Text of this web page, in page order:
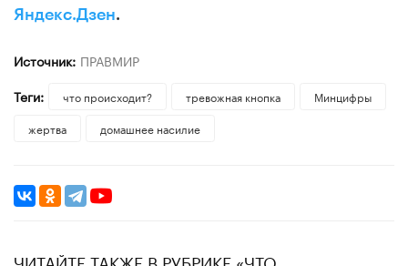
Яндекс.Дзен.
Источник: ПРАВМИР
Теги:
что происходит? тревожная кнопка
Минцифры
жертва
домашнее насилие
ЧИТАЙТЕ ТАКЖЕ В РУБРИКЕ «ЧТО